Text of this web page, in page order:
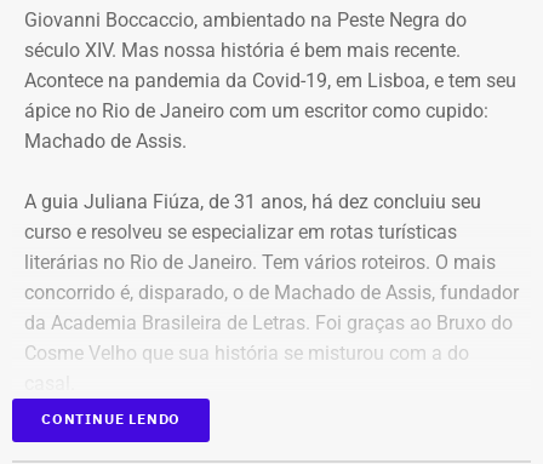
que se apresentou às autoridades após a emissão de
uma ordem de prisão preventiva expedida por Moraes.
A medida de prisão, à época, ocorreu mesmo com parecer
contrário da Procuradoria-Geral da República (PGR), que
a custódia cautelar de Marcelo Conde naquele momento.
Com informações do portal “Metrópoles”.
Giovanni Boccaccio, ambientado na Peste Negra do
século XIV. Mas nossa história é bem mais recente.
Acontece na pandemia da Covid-19, em Lisboa, e tem seu
ápice no Rio de Janeiro com um escritor como cupido:
Machado de Assis.
A guia Juliana Fiúza, de 31 anos, há dez concluiu seu
curso e resolveu se especializar em rotas turísticas
literárias no Rio de Janeiro. Tem vários roteiros. O mais
concorrido é, disparado, o de Machado de Assis, fundador
da Academia Brasileira de Letras. Foi graças ao Bruxo do
Cosme Velho que sua história se misturou com a do
Durante a pandemia, Rui Carvalho e Sofia Vicente
CONTINUE LENDO